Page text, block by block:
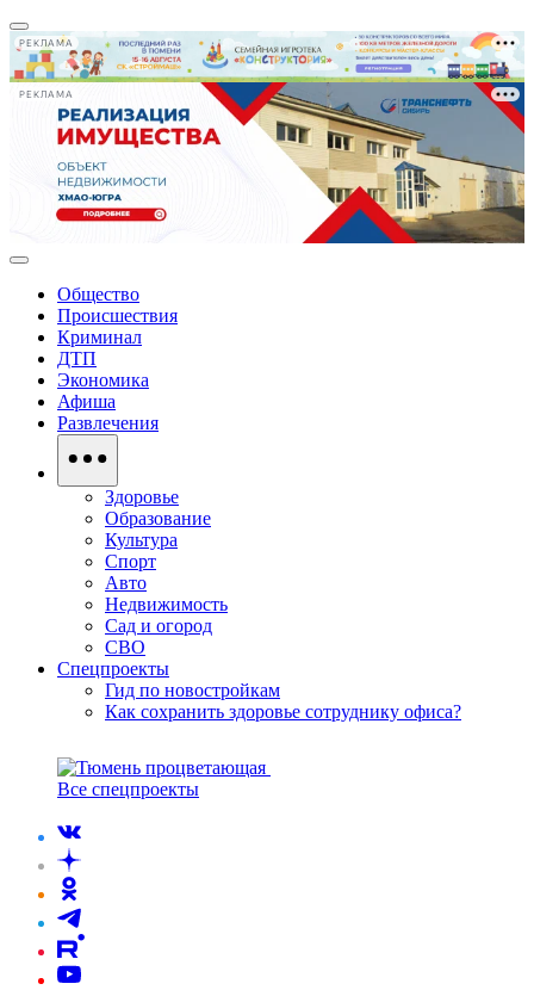
РЕКЛАМА
РЕКЛАМА
Общество
Происшествия
Криминал
ДТП
Экономика
Афиша
Развлечения
Здоровье
Образование
Культура
Спорт
Авто
Недвижимость
Сад и огород
СВО
Спецпроекты
Гид по новостройкам
Как сохранить здоровье сотруднику офиса?
Все спецпроекты